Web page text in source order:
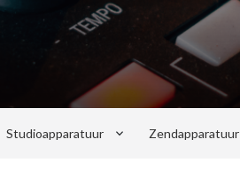
Studioapparatuur keyboard_arrow_down Zendapparatuur